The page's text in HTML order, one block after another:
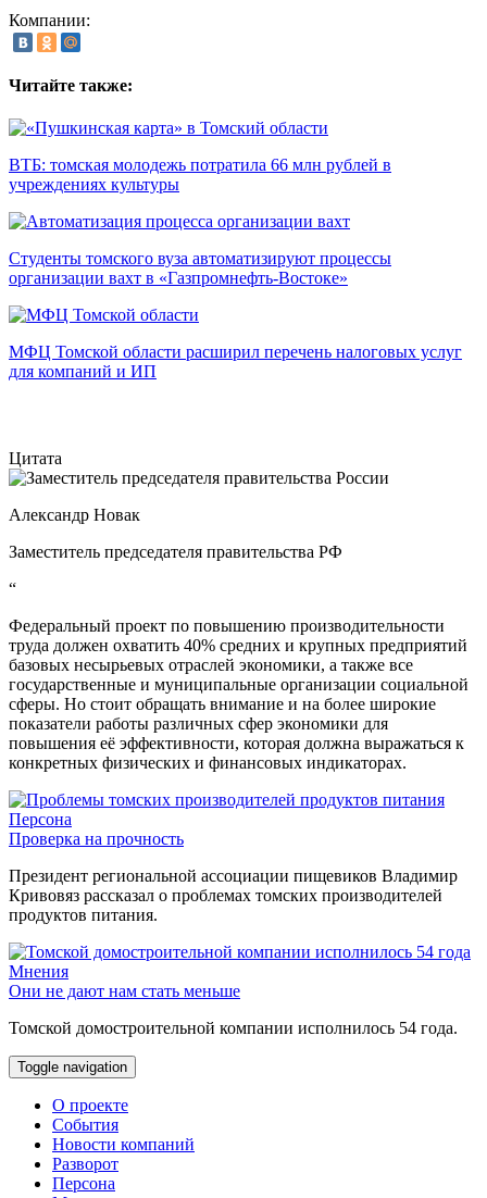
Компании:
Читайте также:
ВТБ: томская молодежь потратила 66 млн рублей в
учреждениях культуры
Студенты томского вуза автоматизируют процессы
организации вахт в «Газпромнефть-Востоке»
МФЦ Томской области расширил перечень налоговых услуг
для компаний и ИП
Цитата
Александр Новак
Заместитель председателя правительства РФ
“
Федеральный проект по повышению производительности
труда должен охватить 40% средних и крупных предприятий
базовых несырьевых отраслей экономики, а также все
государственные и муниципальные организации социальной
сферы. Но стоит обращать внимание и на более широкие
показатели работы различных сфер экономики для
повышения её эффективности, которая должна выражаться к
конкретных физических и финансовых индикаторах.
Персона
Проверка на прочность
Президент региональной ассоциации пищевиков Владимир
Кривовяз рассказал о проблемах томских производителей
продуктов питания.
Мнения
Они не дают нам стать меньше
Томской домостроительной компании исполнилось 54 года.
Toggle navigation
О проекте
События
Новости компаний
Разворот
Персона